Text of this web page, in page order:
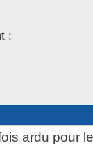
:
ardu pour